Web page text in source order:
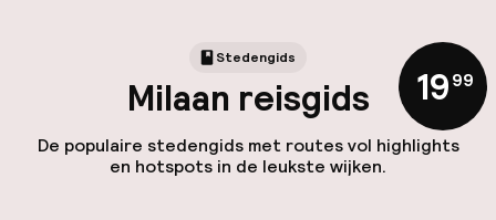
Stedengids
Milaan reisgids
De populaire stedengids met routes vol highlights
en hotspots in de leukste wijken.
19,99